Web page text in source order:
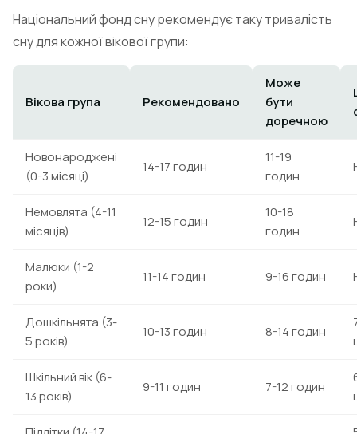
Національний фонд сну рекомендує таку тривалість
сну для кожної вікової групи:
Вікова група Рекомендовано
Може
бути
доречною
Новонароджені
(0-3 місяці)
14-17 годин
11-19
годин
Немовлята (4-11
місяців)
12-15 годин
10-18
годин
Малюки (1-2
роки)
11-14 годин 9-16 годин
Дошкільнята (3-
5 років)
10-13 годин 8-14 годин
Шкільний вік (6-
13 років)
9-11 годин 7-12 годин